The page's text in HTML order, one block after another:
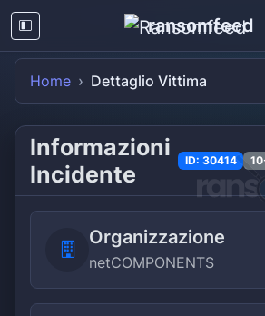
ransomfeed
Home Dettaglio Vittima
Informazioni
Incidente
ID: 30414
Organizzazione
netCOMPONENTS